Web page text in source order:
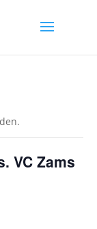
VC Zams